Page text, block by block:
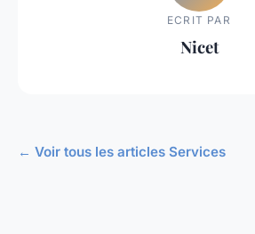
ECRIT PAR
Nicet
← Voir tous les articles Services